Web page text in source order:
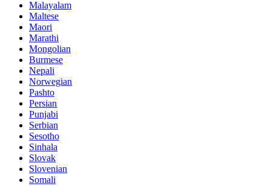
Malayalam
Maltese
Maori
Marathi
Mongolian
Burmese
Nepali
Norwegian
Pashto
Persian
Punjabi
Serbian
Sesotho
Sinhala
Slovak
Slovenian
Somali